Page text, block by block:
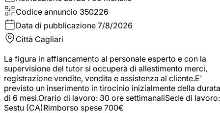
Codice annuncio 350226
Data di pubblicazione 7/8/2026
Città Cagliari
La figura in affiancamento al personale esperto e con la
supervisione del tutor si occuperà di allestimento merci,
registrazione vendite, vendita e assistenza al cliente.E'
previsto un inserimento in tirocinio inizialmente della durata
di 6 mesi.Orario di lavoro: 30 ore settimanaliSede di lavoro:
Sestu (CA)Rimborso spese 700€